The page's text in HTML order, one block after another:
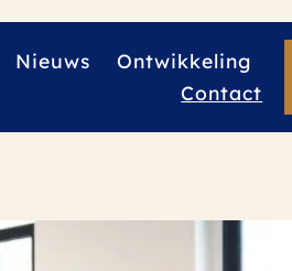
Nieuws
Ontwikkeling
Contact